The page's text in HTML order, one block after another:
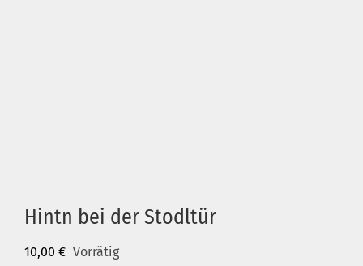
Hintn bei der Stodltür
10,00 € Vorrätig